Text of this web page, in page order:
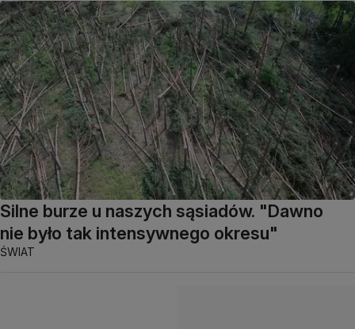
Silne burze u naszych sąsiadów. "Dawno
nie było tak intensywnego okresu"
ŚWIAT